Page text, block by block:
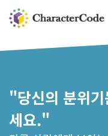
"당신의 분위
세요."